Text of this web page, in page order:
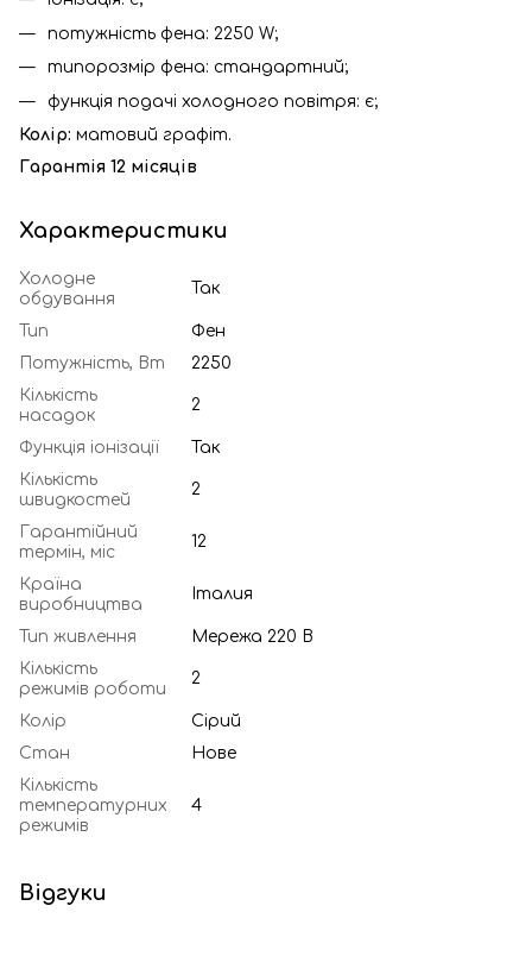
потужність фена: 2250 W;
типорозмір фена: стандартний;
функція подачі холодного повітря: є;
Колір: матовий графіт.
Гарантія 12 місяців
Характеристики
Холодне
обдування
Так
Тип
Фен
Потужність, Вт
2250
Кількість
насадок
2
Функція іонізації
Так
Кількість
швидкостей
2
Гарантійний
термін, міс
12
Країна
виробництва
Італия
Тип живлення
Мережа 220 В
Кількість
режимів роботи
2
Колір
Сірий
Стан
Нове
Кількість
температурних
режимів
4
Відгуки